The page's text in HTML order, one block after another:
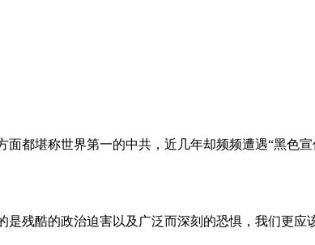
都堪称世界第一的中共，近几年却频频遭遇“黑色宣
残酷的政治迫害以及广泛而深刻的恐惧，我们更